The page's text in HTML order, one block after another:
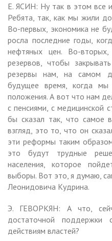
Е. ЯСИН: Ну так в этом все
Ребята, так, как мы жили
Во-первых, экономика не
росла последние годы,
нефтяных цен. Во-
резервов, чтобы
резервы нам, на самом
будущее время, когда
положения. А вот что нам
с пенсиями, с медицинской
бы сказал так, что самое
взгляд, это то, что он
эти реформы таким
это будут трудные
населения, которое
выборы. Вот это, я думаю,
Леонидовича Кудрина.
Э. ГЕВОРКЯН: А что,
достаточной поддержки
действиям властей?